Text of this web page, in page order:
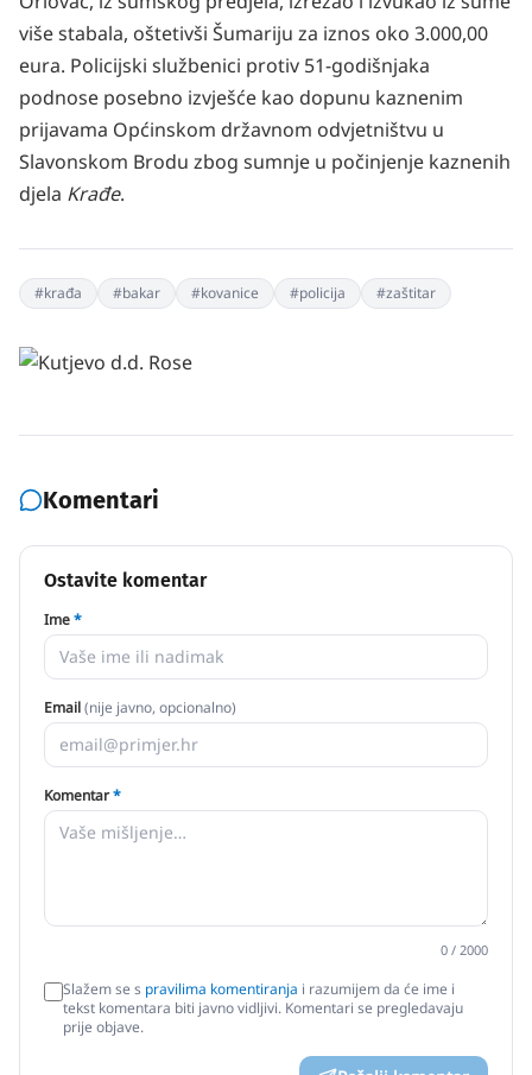
više stabala, oštetivši Šumariju za iznos oko 3.000,00
eura. Policijski službenici protiv 51-godišnjaka
podnose posebno izvješće kao dopunu kaznenim
prijavama Općinskom državnom odvjetništvu u
Slavonskom Brodu zbog sumnje u počinjenje kaznenih
djela Krađe.
#krađa #bakar #kovanice #policija #zaštitar
Komentari
Ostavite komentar
Ime*
Email(nije javno, opcionalno)
Komentar*
0 / 2000
Slažem se s pravilima komentiranja i razumijem da će ime i
tekst komentara biti javno vidljivi. Komentari se pregledavaju
prije objave.